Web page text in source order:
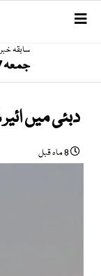
سابقہ
جمعہ 7 اگست, 2026
دبئی میں
8 ماہ قبل